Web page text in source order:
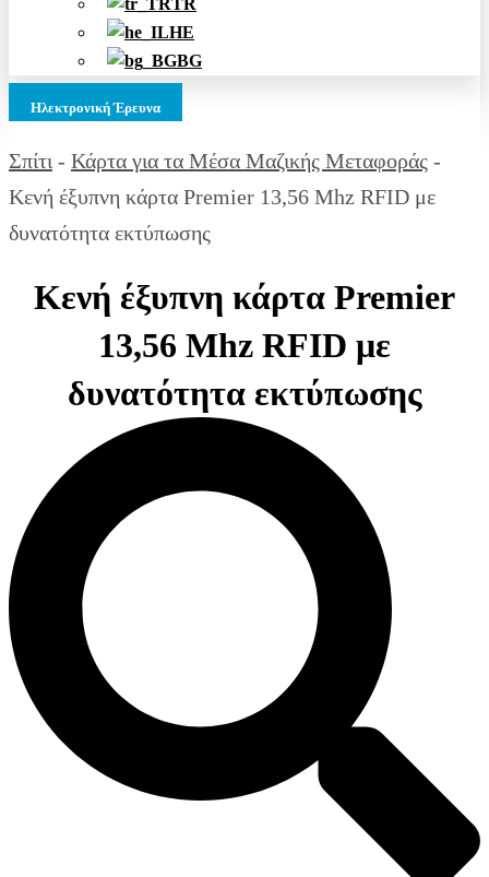
TR
HE
BG
Ηλεκτρονική Έρευνα
Σπίτι - Κάρτα για τα Μέσα Μαζικής Μεταφοράς -
Κενή έξυπνη κάρτα Premier 13,56 Mhz RFID με
δυνατότητα εκτύπωσης
Κενή έξυπνη κάρτα Premier
13,56 Mhz RFID με
δυνατότητα εκτύπωσης